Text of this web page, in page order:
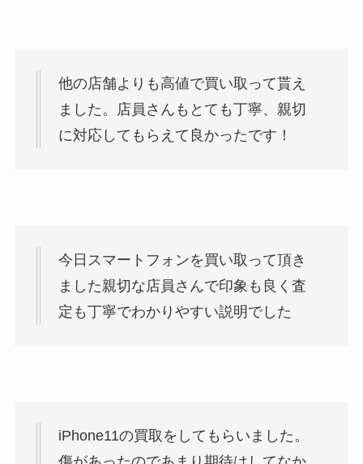
他の店舗よりも高値で買い取って貰え
ました。店員さんもとても丁寧、親切
に対応してもらえて良かったです！
今日スマートフォンを買い取って頂き
ました親切な店員さんで印象も良く査
定も丁寧でわかりやすい説明でした
iPhone11の買取をしてもらいました。